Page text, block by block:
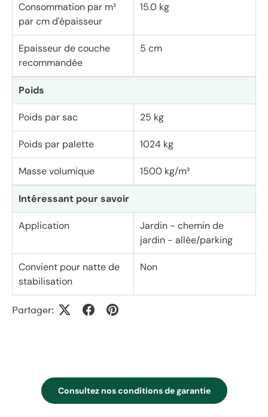
Consommation par m²
par cm d'épaisseur
15.0 kg
Epaisseur de couche
recommandée
5 cm
Poids
Poids par sac 25 kg
Poids par palette 1024 kg
Masse volumique 1500 kg/m³
Intéressant pour savoir
Application
Jardin - chemin de
jardin - allée/parking
Convient pour natte de
stabilisation
Non
Partager:
Consultez nos conditions de garantie